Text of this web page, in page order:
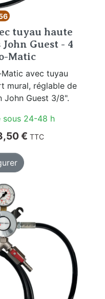
tuyau haute
Guest - 4
Matic
avec tuyau
mural, réglable de
John Guest 3/8".
sous 24-48 h
€ TTC